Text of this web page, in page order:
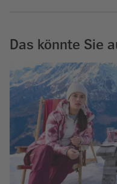
Das könnte Sie